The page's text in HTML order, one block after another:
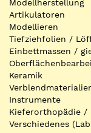
Modellherstellung
Artikulatoren
Modellieren
Tiefziehfolien /
Einbettmassen /
Keramik
Instrumente
Kieferorthopädie /
Verschiedenes